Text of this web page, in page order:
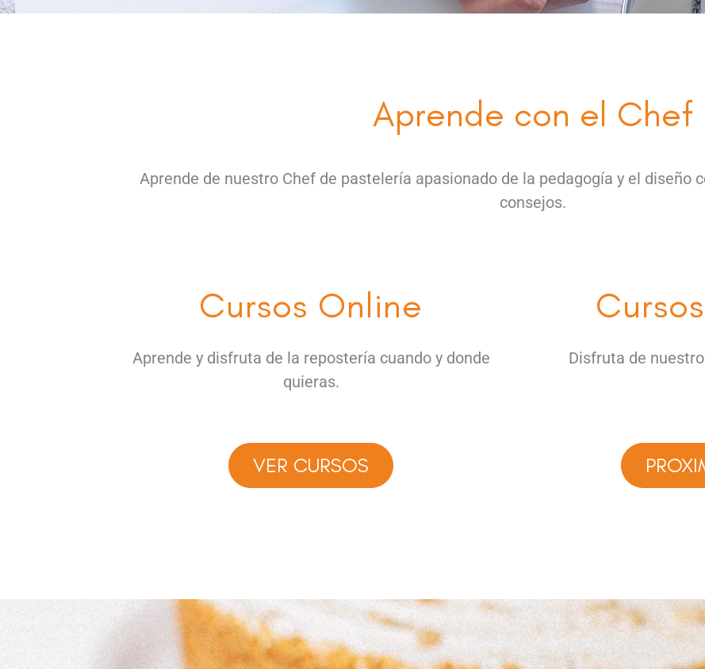
Aprende con el Chef
Aprende de nuestro Chef de pastelería apasionado de la pedagogía y el diseño
consejos.
Cursos Online
Aprende y disfruta de la repostería cuando y donde
quieras.
VER CURSOS
Disfruta de